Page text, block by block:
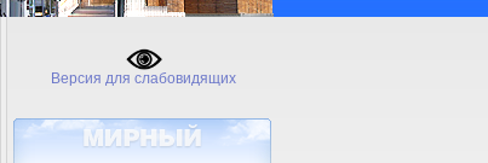
Версия для слабовидящих